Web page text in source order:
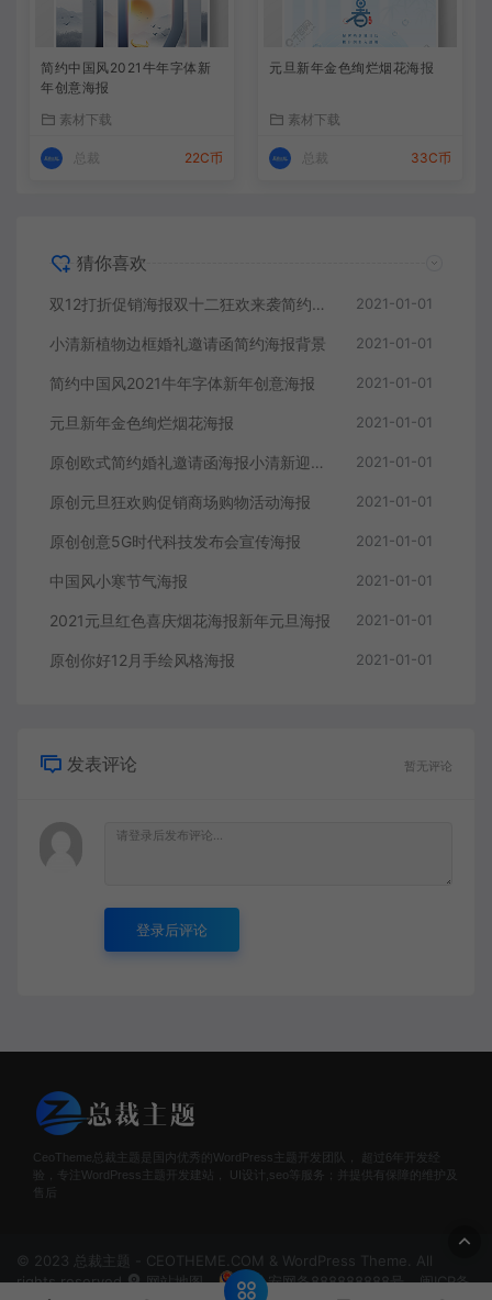
简约中国风2021牛年字体新
年创意海报
素材下载
总裁 22C币
元旦新年金色绚烂烟花海报
素材下载
总裁 33C币
猜你喜欢
双12打折促销海报双十二狂欢来袭简约海报 2021-01-01
小清新植物边框婚礼邀请函简约海报背景 2021-01-01
简约中国风2021牛年字体新年创意海报 2021-01-01
元旦新年金色绚烂烟花海报 2021-01-01
原创欧式简约婚礼邀请函海报小清新迎宾牌 2021-01-01
原创元旦狂欢购促销商场购物活动海报 2021-01-01
原创创意5G时代科技发布会宣传海报 2021-01-01
中国风小寒节气海报 2021-01-01
2021元旦红色喜庆烟花海报新年元旦海报 2021-01-01
原创你好12月手绘风格海报 2021-01-01
发表评论 暂无评论
登录后评论
CeoTheme总裁主题是国内优秀的WordPress主题开发团队， 超过6年开发经
验，专注WordPress主题开发建站， UI设计,seo等服务；并提供有保障的维护及
售后
© 2023 总裁主题 - CEOTHEME.COM & WordPress Theme. All
rights reserved
网站地图 闽公安网备888888888号
闽ICP备